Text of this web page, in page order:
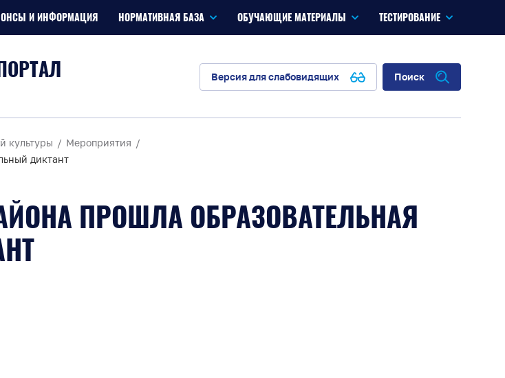
И ИНФОРМАЦИЯ НОРМАТИВНАЯ БАЗА ОБУЧАЮЩИЕ МАТЕРИАЛЫ ТЕСТИРОВАНИЕ
Версия для слабовидящих Поиск
культуры
Мероприятия
диктант
ПРОШЛА ОБРАЗОВАТЕЛЬНАЯ